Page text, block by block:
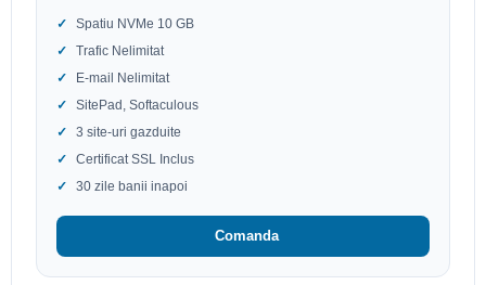
Spatiu NVMe 10 GB
Trafic Nelimitat
E-mail Nelimitat
SitePad, Softaculous
3 site-uri gazduite
Certificat SSL Inclus
30 zile banii inapoi
Comanda